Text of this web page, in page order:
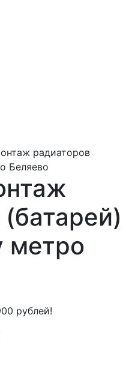
радиаторов
Беляево
метро
рублей!